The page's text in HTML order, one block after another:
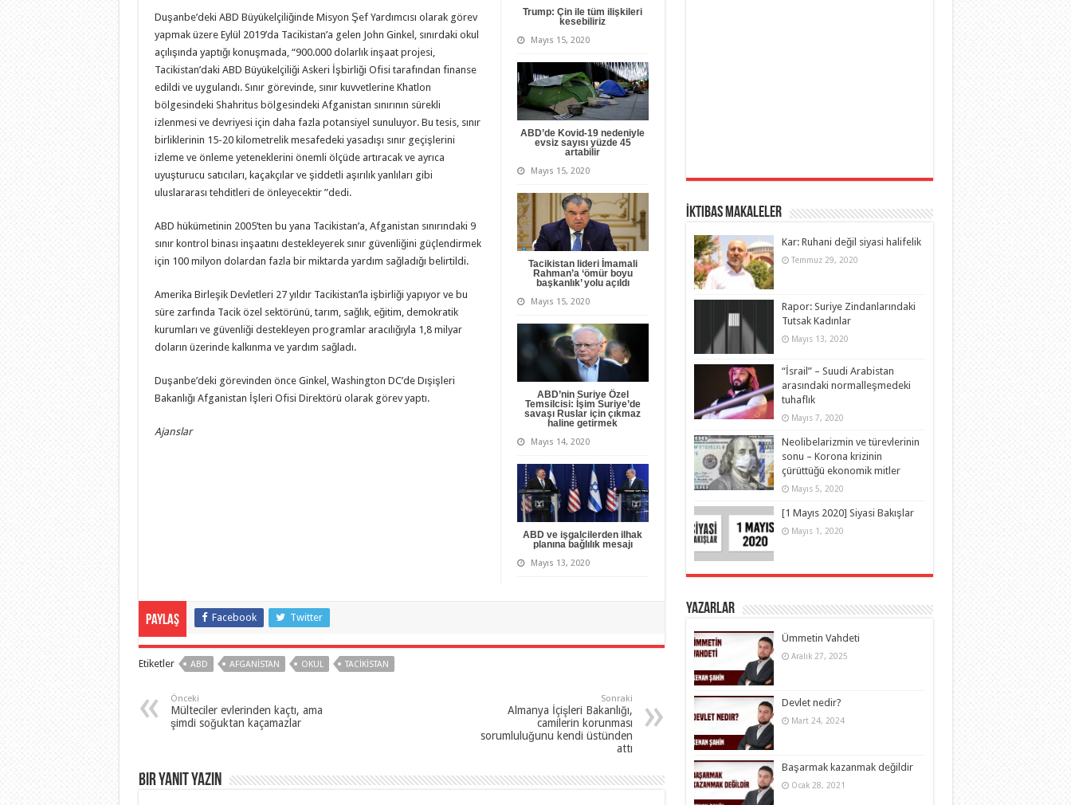
Trump: Çin ile tüm ilişkileri
kesebiliriz
Mayıs 15, 2020
ABD’de Kovid-19 nedeniyle
evsiz sayısı yüzde 45
artabilir
Mayıs 15, 2020
Tacikistan lideri İmamali
Rahman’a ‘ömür boyu
başkanlık’ yolu açıldı
Mayıs 15, 2020
ABD’nin Suriye Özel
Temsilcisi: İşim Suriye’de
savaşı Ruslar için çıkmaz
haline getirmek
Mayıs 14, 2020
ABD ve işgalcilerden ilhak
planına bağlılık mesajı
Mayıs 13, 2020
Duşanbe’deki ABD Büyükelçiliğinde Misyon Şef Yardımcısı olarak görev
yapmak üzere Eylül 2019’da Tacikistan’a gelen John Ginkel, sınırdaki okul
açılışında yaptığı konuşmada, “900.000 dolarlık inşaat projesi,
Tacikistan’daki ABD Büyükelçiliği Askeri İşbirliği Ofisi tarafından finanse
edildi ve uygulandı. Sınır görevinde, sınır kuvvetlerine Khatlon
bölgesindeki Shahritus bölgesindeki Afganistan sınırının sürekli
izlenmesi ve devriyesi için daha fazla potansiyel sunuluyor. Bu tesis, sınır
birliklerinin 15-20 kilometrelik mesafedeki yasadışı sınır geçişlerini
izleme ve önleme yeteneklerini önemli ölçüde artıracak ve ayrıca
uyuşturucu satıcıları, kaçakçılar ve şiddetli aşırılık yanlıları gibi
uluslararası tehditleri de önleyecektir ”dedi.
ABD hükümetinin 2005’ten bu yana Tacikistan’a, Afganistan sınırındaki 9
sınır kontrol binası inşaatını destekleyerek sınır güvenliğini güçlendirmek
için 100 milyon dolardan fazla bir miktarda yardım sağladığı belirtildi.
Amerika Birleşik Devletleri 27 yıldır Tacikistan’la işbirliği yapıyor ve bu
süre zarfında Tacik özel sektörünü, tarım, sağlık, eğitim, demokratik
kurumları ve güvenliği destekleyen programlar aracılığıyla 1,8 milyar
doların üzerinde kalkınma ve yardım sağladı.
Duşanbe’deki görevinden önce Ginkel, Washington DC’de Dışişleri
Bakanlığı Afganistan İşleri Ofisi Direktörü olarak görev yaptı.
Ajanslar
Paylaş Facebook Twitter
Etiketler ABD AFGANISTAN OKUL TACIKISTAN
Önceki
Mülteciler evlerinden kaçtı, ama
şimdi soğuktan kaçamazlar
Sonraki
Almanya İçişleri Bakanlığı,
camilerin korunması
sorumluluğunu kendi üstünden
attı
Bir yanıt yazın
İktibas Makaleler
Kar: Ruhani değil siyasi halifelik
Temmuz 29, 2020
Rapor: Suriye Zindanlarındaki
Tutsak Kadınlar
Mayıs 13, 2020
“İsrail” – Suudi Arabistan
arasındaki normalleşmedeki
tuhaflık
Mayıs 7, 2020
Neolibelarizmin ve türevlerinin
sonu – Korona krizinin
çürüttüğü ekonomik mitler
Mayıs 5, 2020
[1 Mayıs 2020] Siyasi Bakışlar
Mayıs 1, 2020
Yazarlar
Ümmetin Vahdeti
Aralık 27, 2025
Devlet nedir?
Mart 24, 2024
Başarmak kazanmak değildir
Ocak 28, 2021